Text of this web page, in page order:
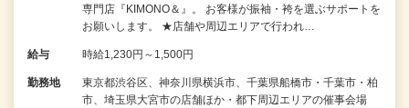
専門店『KIMONO＆』。 お客様が振袖・袴を選ぶサポートを
お願いします。 ★店舗や周辺エリアで行われ…
給与 時給1,230円～1,500円
勤務地
東京都渋谷区、神奈川県横浜市、千葉県船橋市・千葉市・柏
市、埼玉県大宮市の店舗ほか・都下周辺エリアの催事会場